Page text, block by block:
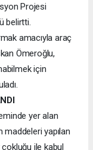
Projesi
belirtti.
amacıyla araç
Ömeroğlu,
için
yer alan
yapılan
ile kabul